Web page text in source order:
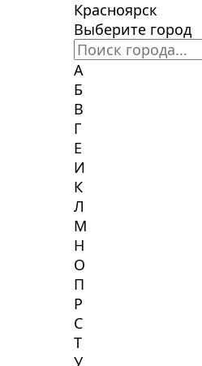
Красноярск
Выберите город
А
Б
В
Г
Е
И
К
Л
М
Н
О
П
Р
С
Т
У